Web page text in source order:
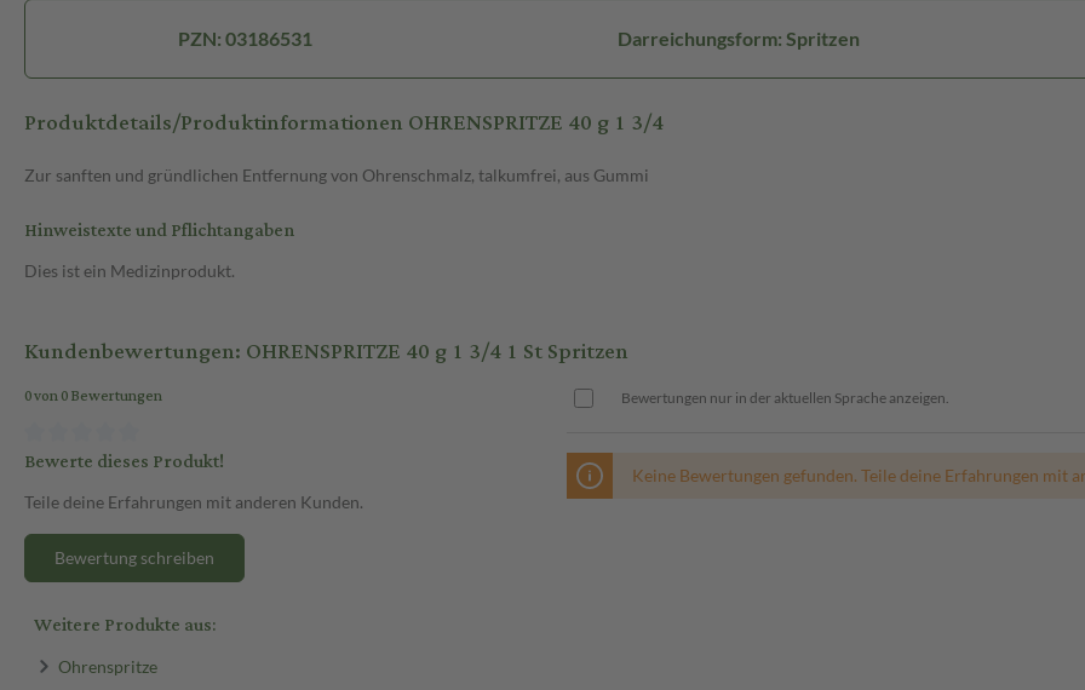
PZN: 03186531 Darreichungsform: Spritzen
Produktdetails/Produktinformationen OHRENSPRITZE 40 g 1 3/4
Zur sanften und gründlichen Entfernung von Ohrenschmalz, talkumfrei, aus Gummi
Hinweistexte und Pflichtangaben
Dies ist ein Medizinprodukt.
Kundenbewertungen: OHRENSPRITZE 40 g 1 3/4 1 St Spritzen
0 von 0 Bewertungen
Bewerte dieses Produkt!
Teile deine Erfahrungen mit anderen Kunden.
Bewertung schreiben
Bewertungen nur in der aktuellen Sprache anzeigen.
Keine Bewertungen gefunden. Teile deine Erfahrungen mit
Weitere Produkte aus:
Ohrenspritze